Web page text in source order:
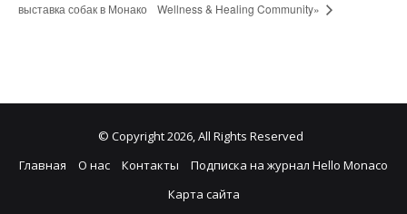
выставка собак в Монако
Wellness & Healing Community»
© Copyright 2026, All Rights Reserved
Главная
О нас Контакты
Подписка на журнал Hello Monaco
Карта сайта